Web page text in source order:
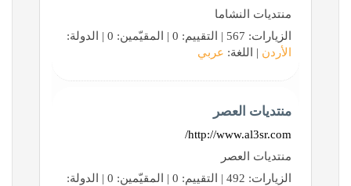
منتديات النشاما
الزيارات: 567 | التقييم: 0 | المقيّمين: 0 | الدولة:
الأردن | اللغة: عربي
منتديات العصر
http://www.al3sr.com/
منتديات العصر
الزيارات: 492 | التقييم: 0 | المقيّمين: 0 | الدولة: